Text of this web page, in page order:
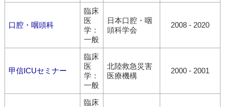
口腔・咽頭科
臨床
医
学：
一般
日本口腔・咽
頭科学会
2008 - 2020
甲信ICUセミナー
臨床
医
学：
一般
北陸救急災害
医療機構
2000 - 2001
臨床